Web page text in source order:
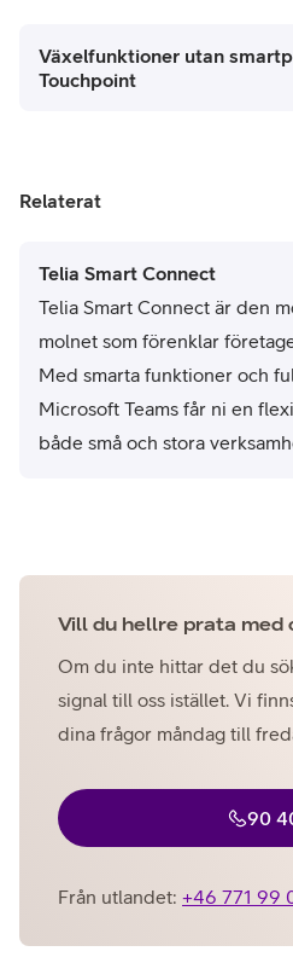
Växelfunktioner utan
Touchpoint
Relaterat
Telia Smart Connect
Telia Smart Connect är den
molnet som förenklar
Med smarta funktioner och
Microsoft Teams får ni en
både små och stora
Vill du hellre prata med
Om du inte hittar det du
signal till oss istället. Vi
dina frågor måndag till
90
Från utlandet: +46 771 99